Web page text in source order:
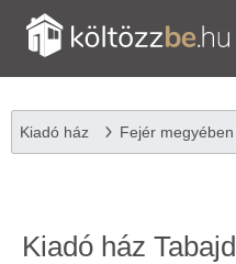
Kiadó ház Fejér megyében
Kiadó ház Tabajd